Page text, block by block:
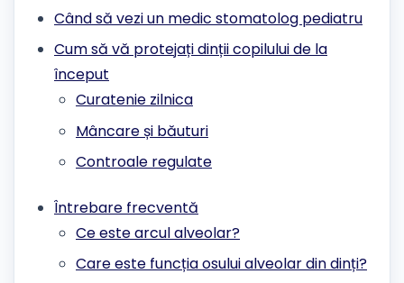
Când să vezi un medic stomatolog pediatru
Cum să vă protejați dinții copilului de la
început
Curatenie zilnica
Mâncare și băuturi
Controale regulate
Întrebare frecventă
Ce este arcul alveolar?
Care este funcția osului alveolar din dinți?